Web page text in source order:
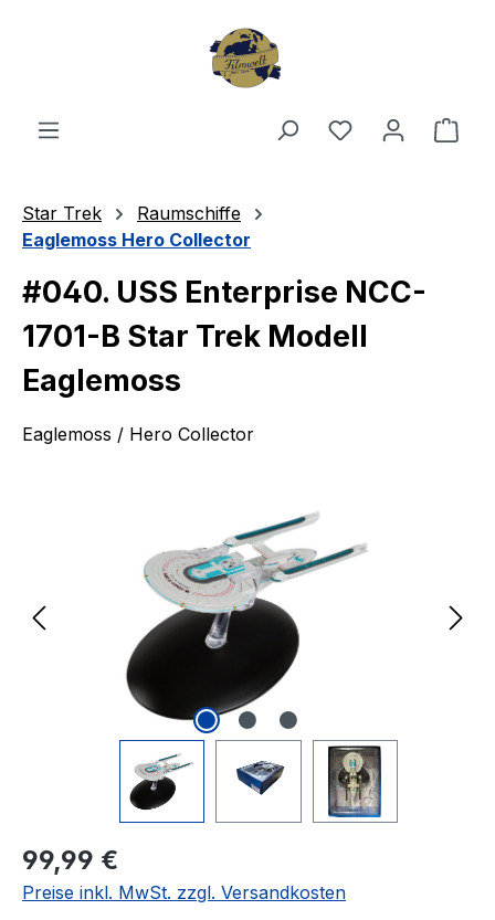
Du hast 0
Star Trek
Raumschiffe
Eaglemoss Hero Collector
#040. USS Enterprise NCC-
1701-B Star Trek Modell
Eaglemoss
Eaglemoss / Hero Collector
Regulärer Preis:
99,99 €
Preise inkl. MwSt. zzgl. Versandkosten